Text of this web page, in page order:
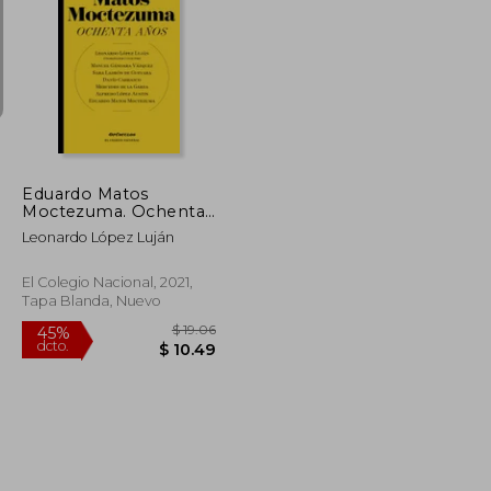
45%
Eduardo Matos
Moctezuma. Ochenta
años
Leonardo López Luján
El Colegio Nacional, 2021,
Tapa Blanda, Nuevo